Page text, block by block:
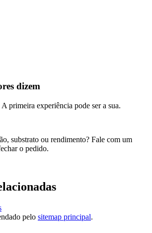
dizem
primeira experiência pode ser a sua.
substrato ou rendimento? Fale com um
o pedido.
pelo sitemap principal.